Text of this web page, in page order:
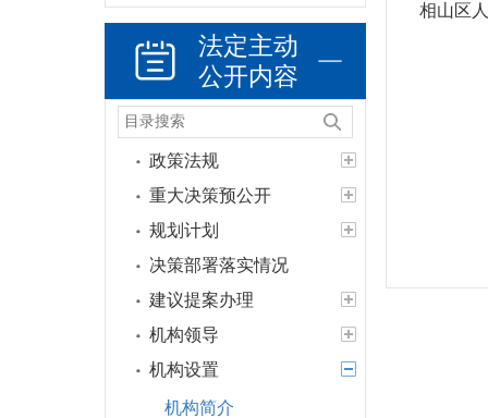
法定主动
公开内容
政策法规
重大决策预公开
规划计划
决策部署落实情况
建议提案办理
机构领导
机构设置
机构简介
相山区